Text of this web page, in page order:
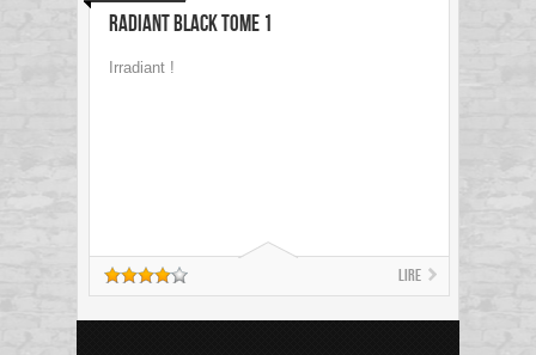
Radiant Black Tome 1
Irradiant !
Lire